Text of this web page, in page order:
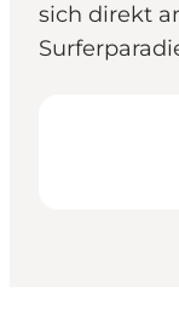
sich direkt